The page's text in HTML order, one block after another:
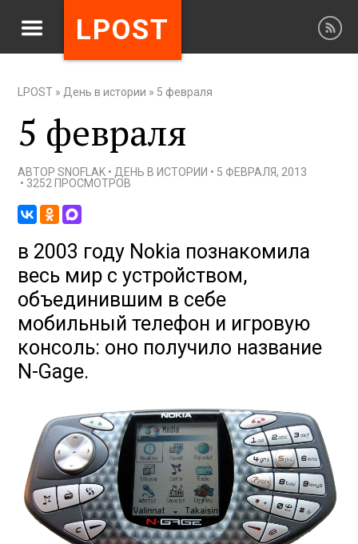
LPOST
LPOST » День в истории » 5 февраля
5 февраля
АВТОРSNOFLAK • ДЕНЬ В ИСТОРИИ • 5 ФЕВРАЛЯ, 2013
• 3252 ПРОСМОТРОВ
в 2003 году Nokia познакомила
весь мир с устройством,
объединившим в себе
мобильный телефон и игровую
консоль: оно получило название
N-Gage.